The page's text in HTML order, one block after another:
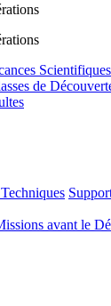
Scientifiques
de
avant le